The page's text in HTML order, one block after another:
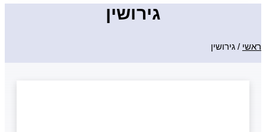
גירושין
ראשי / גירושין